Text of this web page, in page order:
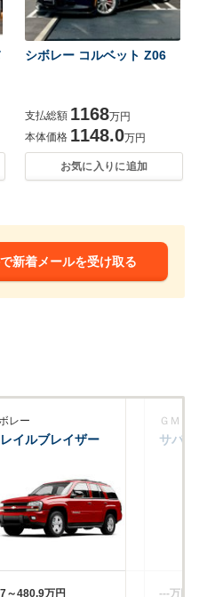
シボレー コルベット Z06
支払総額 1168万円
本体価格 1148.0万円
お気に入りに追加
新着メールを受け取る
レー
レイルブレイザー
～480.9万円
ＧＭＣ
サバーバン
‐‐‐万円